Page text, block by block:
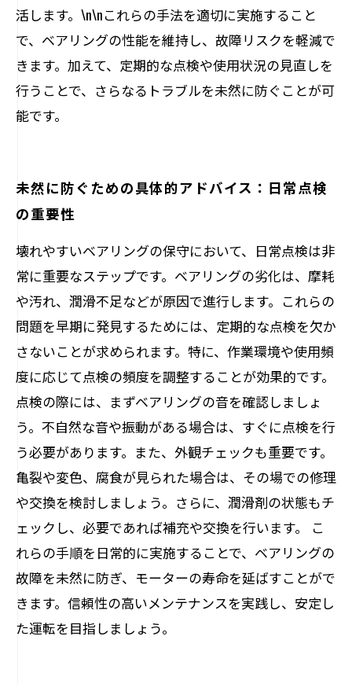
活します。\n\nこれらの手法を適切に実施すること
で、ベアリングの性能を維持し、故障リスクを軽減で
きます。加えて、定期的な点検や使用状況の見直しを
行うことで、さらなるトラブルを未然に防ぐことが可
能です。
未然に防ぐための具体的アドバイス：日常点検
の重要性
壊れやすいベアリングの保守において、日常点検は非
常に重要なステップです。ベアリングの劣化は、摩耗
や汚れ、潤滑不足などが原因で進行します。これらの
問題を早期に発見するためには、定期的な点検を欠か
さないことが求められます。特に、作業環境や使用頻
度に応じて点検の頻度を調整することが効果的です。
点検の際には、まずベアリングの音を確認しましょ
う。不自然な音や振動がある場合は、すぐに点検を行
う必要があります。また、外観チェックも重要です。
亀裂や変色、腐食が見られた場合は、その場での修理
や交換を検討しましょう。さらに、潤滑剤の状態もチ
ェックし、必要であれば補充や交換を行います。 こ
れらの手順を日常的に実施することで、ベアリングの
故障を未然に防ぎ、モーターの寿命を延ばすことがで
きます。信頼性の高いメンテナンスを実践し、安定し
た運転を目指しましょう。